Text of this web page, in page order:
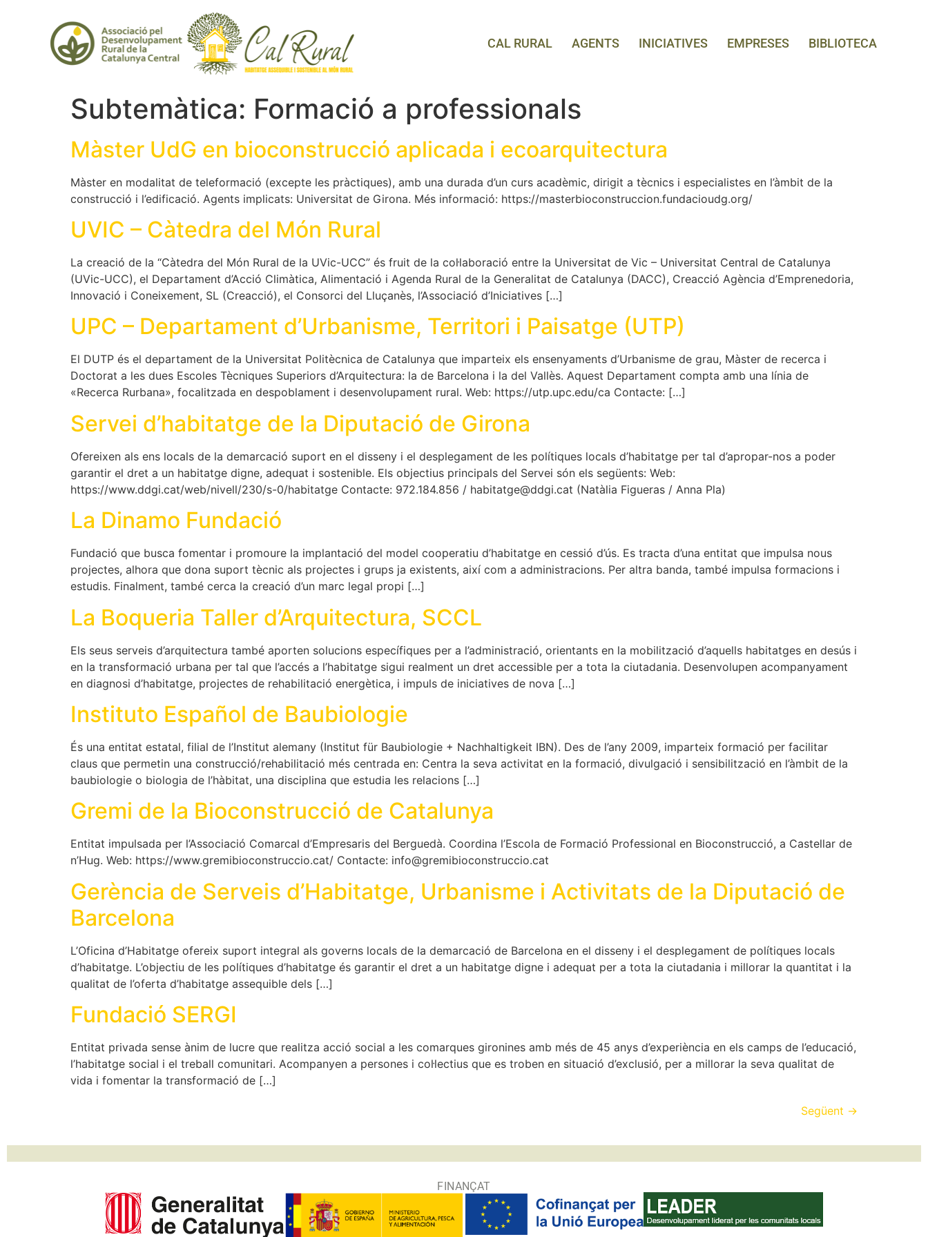
CAL RURAL AGENTS INICIATIVES EMPRESES BIBLIOTECA
Subtemàtica: Formació a professionals
Màster UdG en bioconstrucció aplicada i ecoarquitectura
Màster en modalitat de teleformació (excepte les pràctiques), amb una durada d’un curs acadèmic, dirigit a tècnics i especialistes en l’àmbit de la
construcció i l’edificació. Agents implicats: Universitat de Girona. Més informació: https://masterbioconstruccion.fundacioudg.org/
UVIC – Càtedra del Món Rural
La creació de la “Càtedra del Món Rural de la UVic-UCC” és fruit de la col·laboració entre la Universitat de Vic – Universitat Central de Catalunya
(UVic-UCC), el Departament d’Acció Climàtica, Alimentació i Agenda Rural de la Generalitat de Catalunya (DACC), Creacció Agència d’Emprenedoria,
Innovació i Coneixement, SL (Creacció), el Consorci del Lluçanès, l’Associació d’Iniciatives […]
UPC – Departament d’Urbanisme, Territori i Paisatge (UTP)
El DUTP és el departament de la Universitat Politècnica de Catalunya que imparteix els ensenyaments d’Urbanisme de grau, Màster de recerca i
Doctorat a les dues Escoles Tècniques Superiors d’Arquitectura: la de Barcelona i la del Vallès. Aquest Departament compta amb una línia de
«Recerca Rurbana», focalitzada en despoblament i desenvolupament rural. Web: https://utp.upc.edu/ca Contacte: […]
Servei d’habitatge de la Diputació de Girona
Ofereixen als ens locals de la demarcació suport en el disseny i el desplegament de les polítiques locals d’habitatge per tal d’apropar-nos a poder
garantir el dret a un habitatge digne, adequat i sostenible. Els objectius principals del Servei són els següents: Web:
https://www.ddgi.cat/web/nivell/230/s-0/habitatge Contacte: 972.184.856 / habitatge@ddgi.cat (Natàlia Figueras / Anna Pla)
La Dinamo Fundació
Fundació que busca fomentar i promoure la implantació del model cooperatiu d’habitatge en cessió d’ús. Es tracta d’una entitat que impulsa nous
projectes, alhora que dona suport tècnic als projectes i grups ja existents, així com a administracions. Per altra banda, també impulsa formacions i
estudis. Finalment, també cerca la creació d’un marc legal propi […]
La Boqueria Taller d’Arquitectura, SCCL
Els seus serveis d’arquitectura també aporten solucions específiques per a l’administració, orientants en la mobilització d’aquells habitatges en desús i
en la transformació urbana per tal que l’accés a l’habitatge sigui realment un dret accessible per a tota la ciutadania. Desenvolupen acompanyament
en diagnosi d’habitatge, projectes de rehabilitació energètica, i impuls de iniciatives de nova […]
Instituto Español de Baubiologie
És una entitat estatal, filial de l’Institut alemany (Institut für Baubiologie + Nachhaltigkeit IBN). Des de l’any 2009, imparteix formació per facilitar
claus que permetin una construcció/rehabilitació més centrada en: Centra la seva activitat en la formació, divulgació i sensibilització en l’àmbit de la
baubiologie o biologia de l’hàbitat, una disciplina que estudia les relacions […]
Gremi de la Bioconstrucció de Catalunya
Entitat impulsada per l’Associació Comarcal d’Empresaris del Berguedà. Coordina l’Escola de Formació Professional en Bioconstrucció, a Castellar de
n’Hug. Web: https://www.gremibioconstruccio.cat/ Contacte: info@gremibioconstruccio.cat
Gerència de Serveis d’Habitatge, Urbanisme i Activitats de la Diputació de
Barcelona
L’Oficina d’Habitatge ofereix suport integral als governs locals de la demarcació de Barcelona en el disseny i el desplegament de polítiques locals
d’habitatge. L’objectiu de les polítiques d’habitatge és garantir el dret a un habitatge digne i adequat per a tota la ciutadania i millorar la quantitat i la
qualitat de l’oferta d’habitatge assequible dels […]
Fundació SERGI
Entitat privada sense ànim de lucre que realitza acció social a les comarques gironines amb més de 45 anys d’experiència en els camps de l’educació,
l’habitatge social i el treball comunitari. Acompanyen a persones i col·lectius que es troben en situació d’exclusió, per a millorar la seva qualitat de
vida i fomentar la transformació de […]
Següent →
FINANÇAT